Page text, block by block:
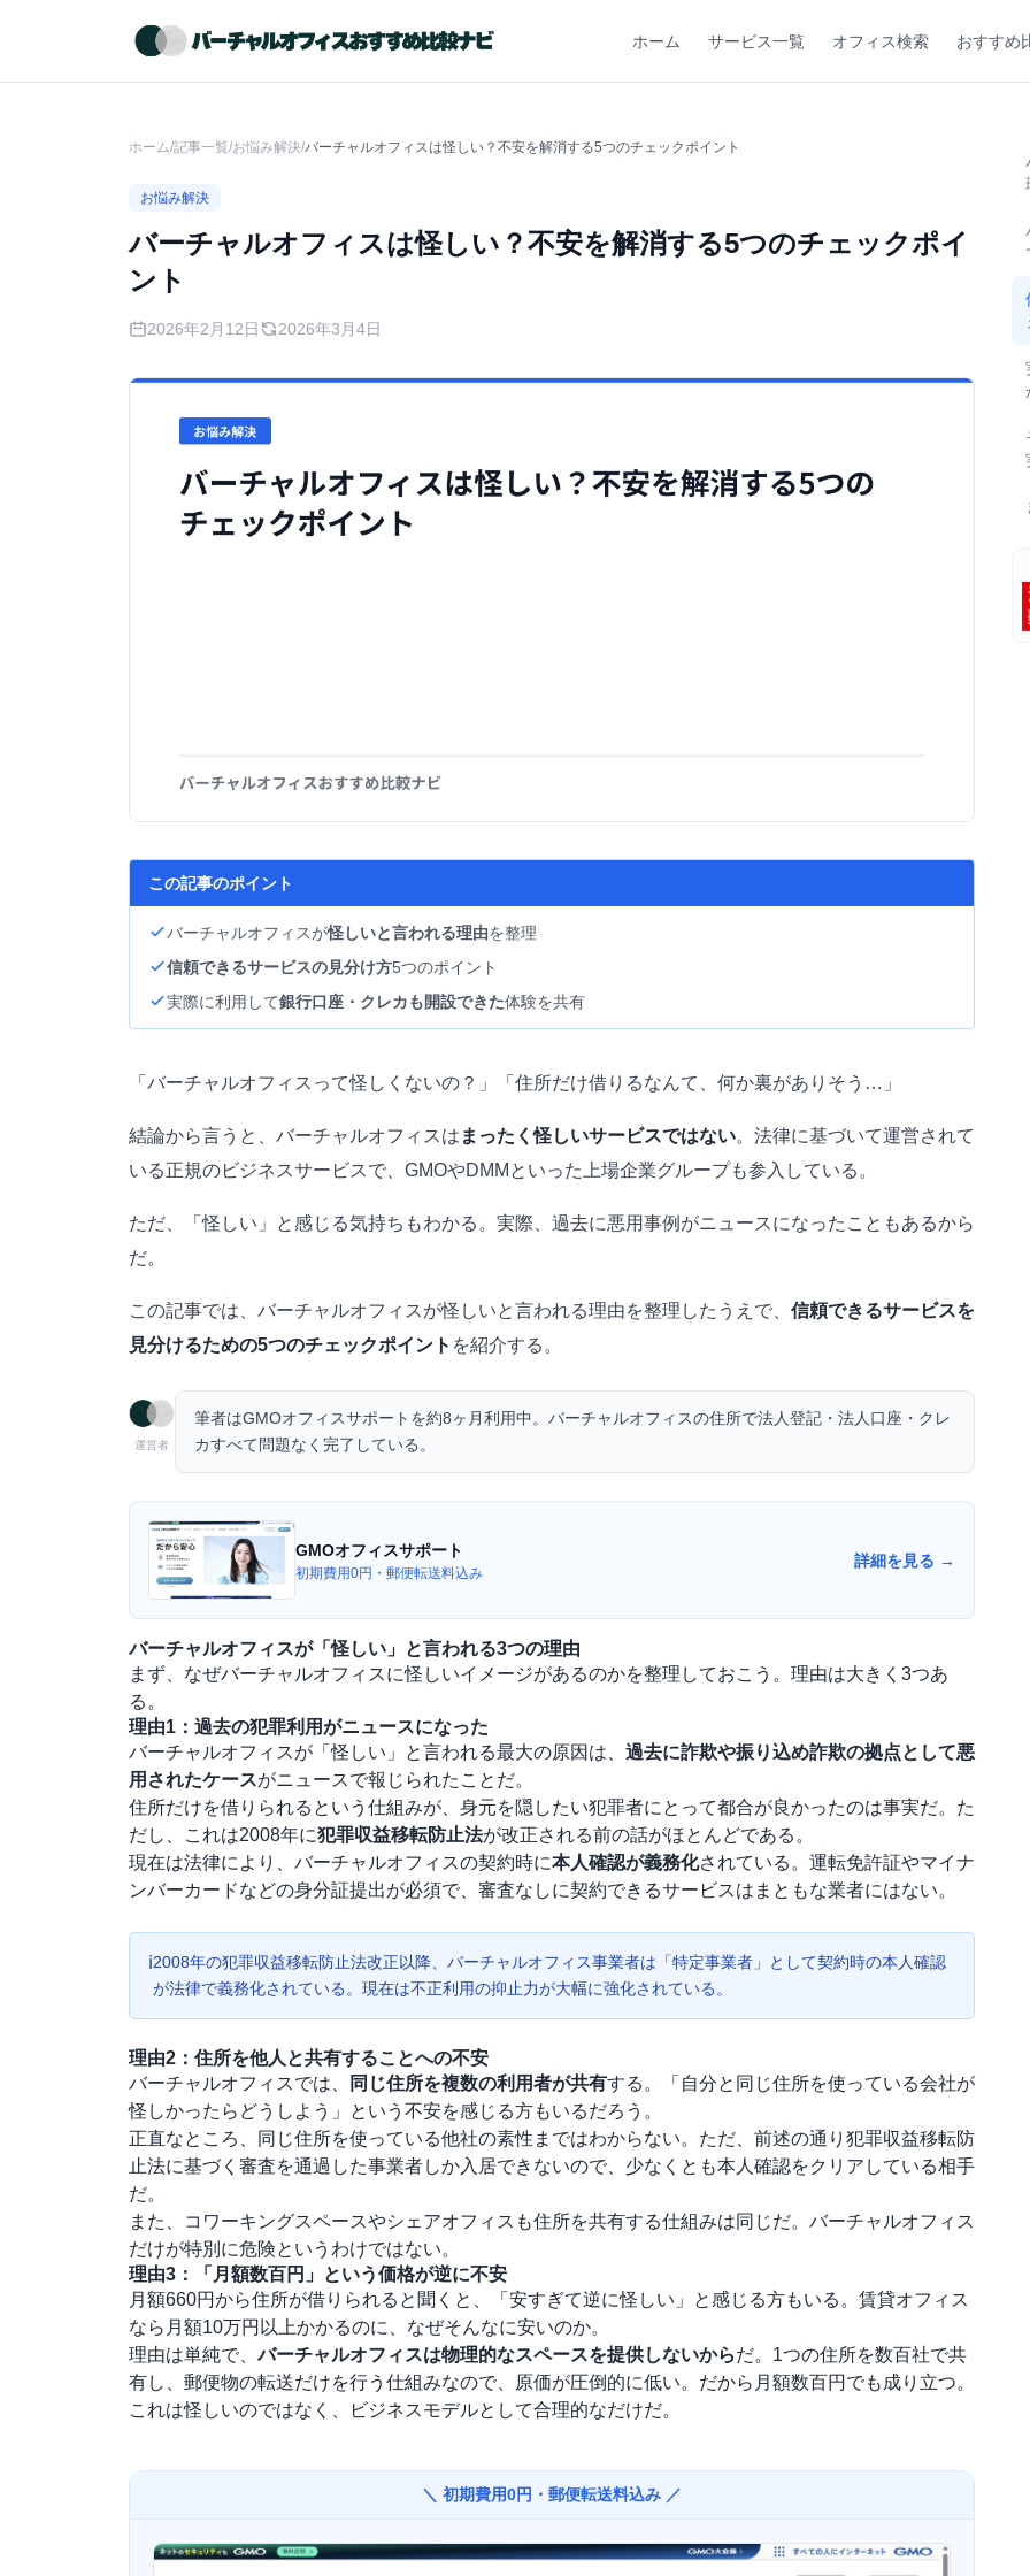
ホーム サービス一覧 オフィス検索 おすすめ
ホーム/記事一覧/お悩み解決/バーチャルオフィスは怪しい？不安を解消する5つのチェックポイント
お悩み解決
バーチャルオフィスは怪しい？不安を解消する5つのチェックポイ
ント
2026年2月12日 2026年3月4日
この記事のポイント
バーチャルオフィスが怪しいと言われる理由を整理
信頼できるサービスの見分け方5つのポイント
実際に利用して銀行口座・クレカも開設できた体験を共有
「バーチャルオフィスって怪しくないの？」「住所だけ借りるなんて、何か裏がありそう…」
結論から言うと、バーチャルオフィスは まったく怪しいサービスではない。法律に基づいて運営されて
いる正規のビジネスサービスで、GMOやDMMといった上場企業グループも参入している。
ただ、「怪しい」と感じる気持ちもわかる。実際、過去に悪用事例がニュースになったこともあるから
だ。
この記事では、バーチャルオフィスが怪しいと言われる理由を整理したうえで、 信頼できるサービスを
見分けるための5つのチェックポイント を紹介する。
運営者
筆者はGMOオフィスサポートを約8ヶ月利用中。バーチャルオフィスの住所で法人登記・法人口座・クレ
カすべて問題なく完了している。
GMOオフィスサポート
初期費用0円・郵便転送料込み
詳細を見る →
バーチャルオフィスが「怪しい」と言われる3つの理由
まず、なぜバーチャルオフィスに怪しいイメージがあるのかを整理しておこう。理由は大きく3つあ
る。
理由1：過去の犯罪利用がニュースになった
バーチャルオフィスが「怪しい」と言われる最大の原因は、 過去に詐欺や振り込め詐欺の拠点として悪
用されたケースがニュースで報じられたことだ。
住所だけを借りられるという仕組みが、身元を隠したい犯罪者にとって都合が良かったのは事実だ。た
だし、これは2008年に犯罪収益移転防止法が改正される前の話がほとんどである。
現在は法律により、バーチャルオフィスの契約時に本人確認が義務化されている。運転免許証やマイナ
ンバーカードなどの身分証提出が必須で、審査なしに契約できるサービスはまともな業者にはない。
ℹ2008年の犯罪収益移転防止法改正以降、バーチャルオフィス事業者は「特定事業者」として契約時の本人確認
が法律で義務化されている。現在は不正利用の抑止力が大幅に強化されている。
理由2：住所を他人と共有することへの不安
バーチャルオフィスでは、
同じ住所を複数の利用者が共有する。「自分と同じ住所を使っている会社が
怪しかったらどうしよう」という不安を感じる方もいるだろう。
正直なところ、同じ住所を使っている他社の素性まではわからない。ただ、前述の通り犯罪収益移転防
止法に基づく審査を通過した事業者しか入居できないので、少なくとも本人確認をクリアしている相手
だ。
また、コワーキングスペースやシェアオフィスも住所を共有する仕組みは同じだ。バーチャルオフィス
だけが特別に危険というわけではない。
理由3：「月額数百円」という価格が逆に不安
月額660円から住所が借りられると聞くと、「安すぎて逆に怪しい」と感じる方もいる。賃貸オフィス
なら月額10万円以上かかるのに、なぜそんなに安いのか。
理由は単純で、バーチャルオフィスは物理的なスペースを提供しないからだ。1つの住所を数百社で共
有し、郵便物の転送だけを行う仕組みなので、原価が圧倒的に低い。だから月額数百円でも成り立つ。
これは怪しいのではなく、ビジネスモデルとして合理的なだけだ。
＼ 初期費用0円・郵便転送料込み ／